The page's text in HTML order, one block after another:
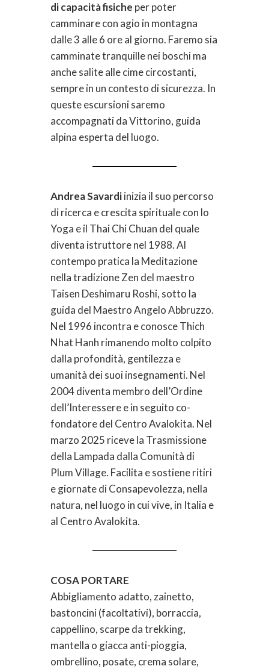
di capacità fisiche per poter
camminare con agio in montagna
dalle 3 alle 6 ore al giorno. Faremo sia
camminate tranquille nei boschi ma
anche salite alle cime circostanti,
sempre in un contesto di sicurezza. In
queste escursioni saremo
accompagnati da Vittorino, guida
alpina esperta del luogo.
Andrea Savardiinizia il suo percorso
di ricerca e crescita spirituale con lo
Yoga e il Thai Chi Chuan del quale
diventa istruttore nel 1988. Al
contempo pratica la Meditazione
nella tradizione Zen del maestro
Taisen Deshimaru Roshi, sotto la
guida del Maestro Angelo Abbruzzo.
Nel 1996 incontra e conosce Thich
Nhat Hanh rimanendo molto colpito
dalla profondità, gentilezza e
umanità dei suoi insegnamenti. Nel
2004 diventa membro dell’Ordine
dell’Interessere e in seguito co-
fondatore del Centro Avalokita. Nel
marzo 2025 riceve la Trasmissione
della Lampada dalla Comunità di
Plum Village. Facilita e sostiene ritiri
e giornate di Consapevolezza, nella
natura, nel luogo in cui vive, in Italia e
al Centro Avalokita.
COSA PORTARE
Abbigliamento adatto, zainetto,
bastoncini (facoltativi), borraccia,
cappellino, scarpe da trekking,
mantella o giacca anti-pioggia,
ombrellino, posate, crema solare,